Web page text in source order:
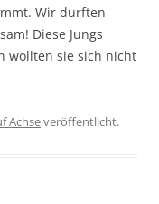
Wir durften
Diese Jungs
wollten sie sich nicht
Achseveröffentlicht.